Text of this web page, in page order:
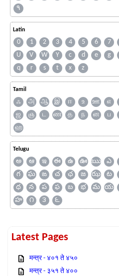
۹
Latin
0 1 2 3 4 5 6 7
U
V W Y c d e g
q
r s t x z
Tamil
ஃ அ ஆ இ ஈ உ ஊ எ
ஜ
ஞ ட ண த ந ன ப
ஹ
Telugu
అ ఆ ఇ ఈ ఉ ఊ ఋ ఎ
గ
ఘ ఙ చ ఛ జ ఝ ట
ధ
న ప ఫ బ భ మ య
హ
౧ ౩ ౬
Latest Pages
मन्त्र - ४०१ ते ४५०
मन्त्र - ३५१ ते ४००